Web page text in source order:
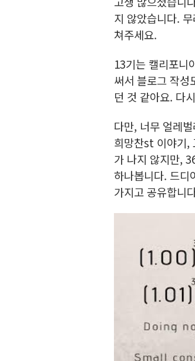
지 않았습니다.
쳐주세요.
13기는 캘리포니
써서 블로그 작성
던 것 같아요. 다
다만, 너무 얼레
희망찬st 이야기,
가 나지 않지만,
하나봅니다. 드디
가지고 공유합니